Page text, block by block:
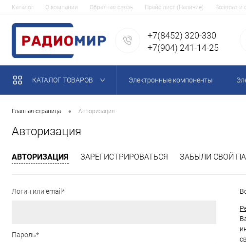
Каталог О компании Обратная связь Прайс лист (Наличие) Возврат и
+7(8452) 320-330
+7(904) 241-14-25
КАТАЛОГ ТОВАРОВ Электронные компоненты
Главная страница • Авторизация
Авторизация
АВТОРИЗАЦИЯ ЗАРЕГИСТРИРОВАТЬСЯ ЗАБЫЛИ СВОЙ
Логин или email*
Пароль*